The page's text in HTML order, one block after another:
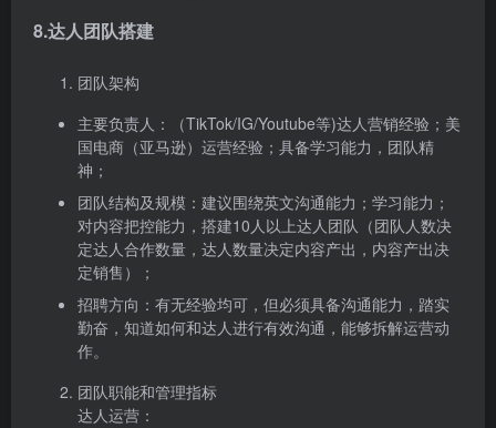
8.达人团队搭建
团队架构
主要负责人：（TikTok/IG/Youtube等)达人营销经验；美
国电商（亚马逊）运营经验；具备学习能力，团队精
神；
团队结构及规模：建议围绕英文沟通能力；学习能力；
对内容把控能力，搭建10人以上达人团队（团队人数决
定达人合作数量，达人数量决定内容产出，内容产出决
定销售）；
招聘方向：有无经验均可，但必须具备沟通能力，踏实
勤奋，知道如何和达人进行有效沟通，能够拆解运营动
作。
团队职能和管理指标
达人运营：